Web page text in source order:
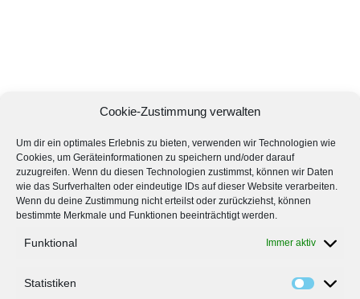
Cookie-Zustimmung verwalten
Um dir ein optimales Erlebnis zu bieten, verwenden wir Technologien wie
Cookies, um Geräteinformationen zu speichern und/oder darauf
zuzugreifen. Wenn du diesen Technologien zustimmst, können wir Daten
wie das Surfverhalten oder eindeutige IDs auf dieser Website verarbeiten.
Wenn du deine Zustimmung nicht erteilst oder zurückziehst, können
bestimmte Merkmale und Funktionen beeinträchtigt werden.
Funktional Immer aktiv
Statistiken